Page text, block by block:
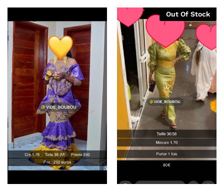
Out Of Stock